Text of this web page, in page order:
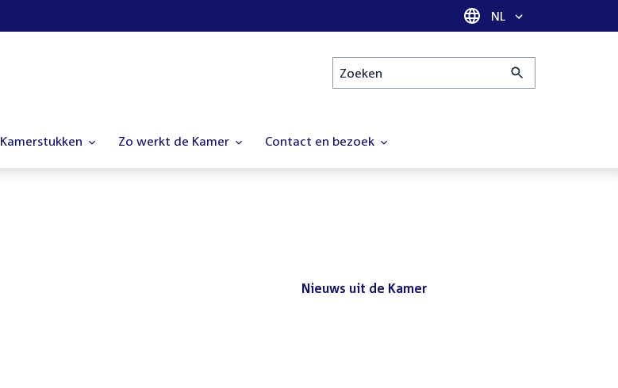
Taal selectie
NL
Zoeken
Kamerstukken Zo werkt de Kamer Contact en bezoek
Nieuws uit de Kamer